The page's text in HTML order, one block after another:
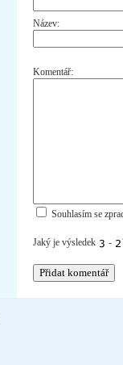
Název:
Komentář:
Souhlasím se
Jaký je výsledek -